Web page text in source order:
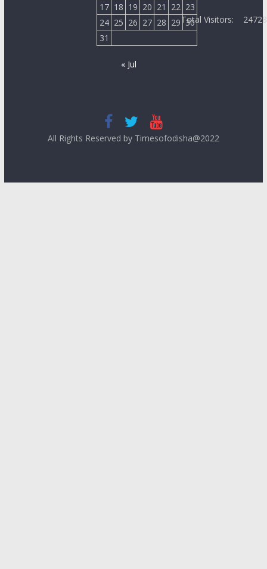
17 18 19 20 21 22 23
24 25 26 27 28 29 30
31
« Jul
Total Visitors:
All Rights Reserved by Timesofodisha@2022